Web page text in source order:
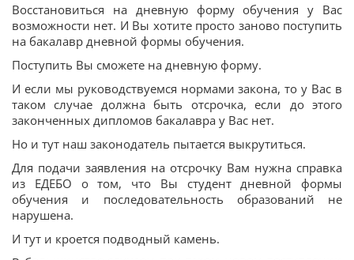
Восстановиться на дневную форму обучения у Вас
возможности нет. И Вы хотите просто заново поступить
на бакалавр дневной формы обучения.
Поступить Вы сможете на дневную форму.
И если мы руководствуемся нормами закона, то у Вас в
таком случае должна быть отсрочка, если до этого
законченных дипломов бакалавра у Вас нет.
Но и тут наш законодатель пытается выкрутиться.
Для подачи заявления на отсрочку Вам нужна справка
из ЕДЕБО о том, что Вы студент дневной формы
обучения и последовательность образований не
нарушена.
И тут и кроется подводный камень.